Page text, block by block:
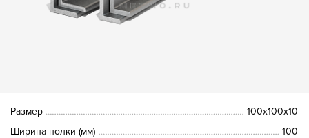
Размер
100х100х10
Ширина полки (мм)
100